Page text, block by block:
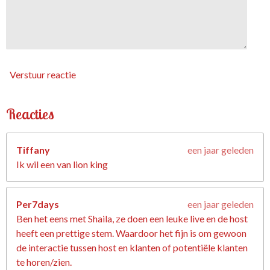
Verstuur reactie
Reacties
Tiffany
een jaar geleden
Ik wil een van lion king
Per7days
een jaar geleden
Ben het eens met Shaila, ze doen een leuke live en de host
heeft een prettige stem. Waardoor het fijn is om gewoon
de interactie tussen host en klanten of potentiële klanten
te horen/zien.